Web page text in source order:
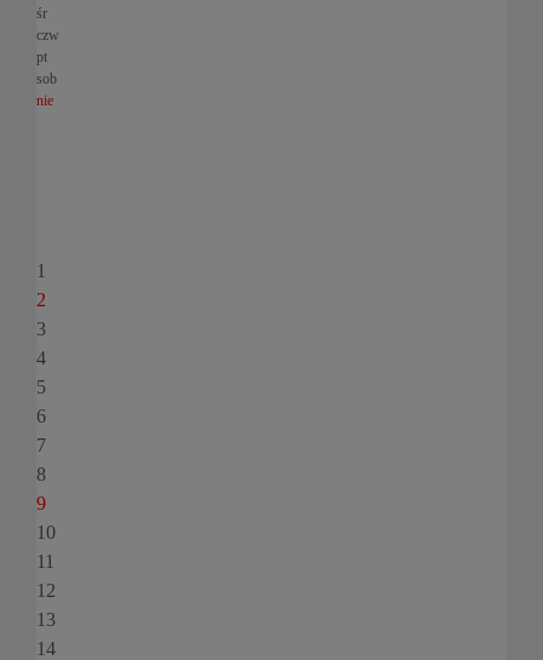
śr
czw
pt
sob
nie
1
2
3
4
5
6
7
8
9
10
11
12
13
14